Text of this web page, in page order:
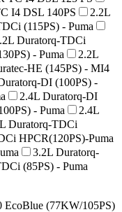
I4 DSL 140PS
2.2L
(115PS) - Puma
Duratorq-TDCi
- Puma
2.2L
HE (145PS) - MI4
DI (100PS) -
2.4L Duratorq-DI
- Puma
2.4L
Duratorq-TDCi
HPCR(120PS)-Puma
3.2L Duratorq-
(85PS) - Puma
EcoBlue (77KW/105PS)